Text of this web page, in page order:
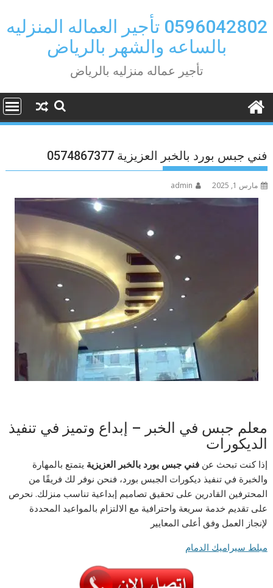
to
content
0596042802 تأجير العماله المنزليه
بالساعه والشهر بالرياض
تأجير عماله منزليه بالرياض
فني جبس بورد بالخبر العزيزية 0574867377
مارس 1, 2025 admin
معلم جبس في الخبر – إبداع وتميز في تنفيذ
الديكورات
إذا كنت تبحث عن فني جبس بورد بالخبر العزيزية يتمتع بالمهارة
والخبرة في تنفيذ ديكورات الجبس بورد، فنحن نوفر لك فريقًا من
المحترفين القادرين على تحقيق تصاميم إبداعية تناسب منزلك. نحرص
على تقديم خدمة سريعة واحترافية مع الالتزام بالمواعيد المحددة
لإنجاز العمل وفق أعلى المعايير
مبلط سيراميك الدمام